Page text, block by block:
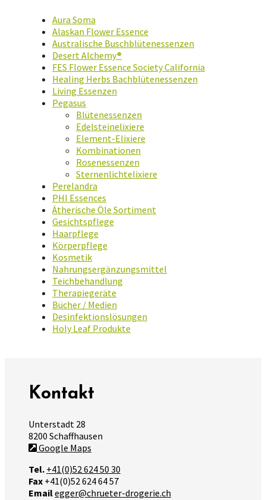
Aura Soma
Alaskan Flower Essence
Australische Buschblütenessenzen
Desert Alchemy®
FES Flower Essence Society California
Healing Herbs Bachblütenessenzen
Living Essenzen
Pegasus
Blütenessenzen
Edelsteinelixiere
Element-Elixiere
Kombinationen
Rosenessenzen
Sternenlichtelixiere
Perelandra
PHI Essences
Ätherische Öle Sortiment
Gesichtspflege
Haarpflege
Körperpflege
Kosmetik
Nahrungsergänzungsmittel
Teichbehandlung
Therapiegeräte
Bücher / Medien
Desinfektionslösungen
Holy Leaf Produkte
Kontakt
Unterstadt 28
8200 Schaffhausen
Google Maps
Tel. +41(0)52 624 50 30
Fax +41(0)52 624 64 57
Emailegger@chrueter-drogerie.ch